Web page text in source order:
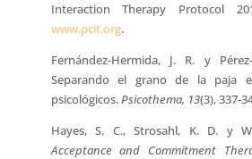
Interaction Therapy Protocol
www.pcit.org.
Fernández-Hermida, J. R. y
Separando el grano de la paja
psicológicos.Psicothema, 13(3), 337-
Hayes, S. C., Strosahl, K. D. y
Acceptance and Commitment